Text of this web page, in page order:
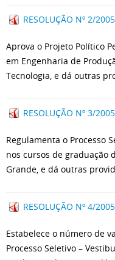
RESOLUÇÃO Nº 2/2005
Aprova o Projeto Político
em Engenharia de
Tecnologia, e dá outras
RESOLUÇÃO Nº 3/2005
Regulamenta o Processo
nos cursos de graduação
Grande, e dá outras
RESOLUÇÃO Nº 4/2005
Estabelece o número de
Processo Seletivo –